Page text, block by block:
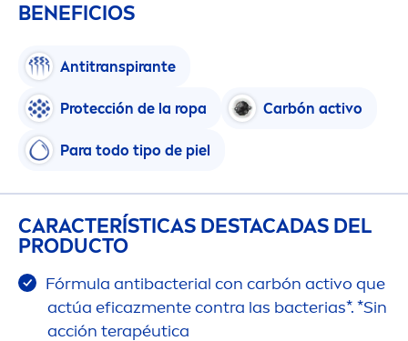
BENEFICIOS
Antitranspirante
Protección de la ropa Carbón activo
Para todo tipo de piel
CARACTERÍSTICAS DESTACADAS DEL
PRODUCTO
Fórmula antibacterial con carbón activo que
actúa eficazmente contra las bacterias*. *Sin
acción terapéutica